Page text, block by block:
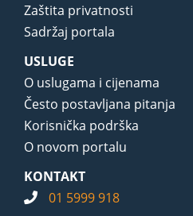
Zaštita privatnosti
Sadržaj portala
USLUGE
O uslugama i cijenama
Često postavljana pitanja
Korisnička podrška
O novom portalu
KONTAKT
01 5999 918